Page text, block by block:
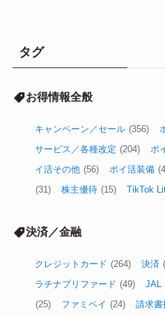
タグ
お得情報全般
キャンペーン／セール (356)
サービス／各種改定 (204) ポ
イ活その他 (56) ポイ活装備
(31)
株主優待 (15) TikTok
決済／金融
クレジットカード (264) 決済
ラチナプリファード (49) JAL
(25)
ファミペイ (24) 請求書